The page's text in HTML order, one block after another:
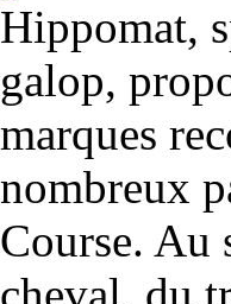
Hippomat,
galop,
marques
nombreux
Course. Au